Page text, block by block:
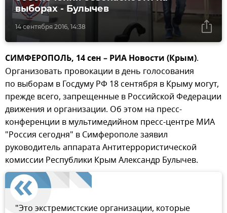
14 сентября 2016, 14:38
выборах - Булычев
СИМФЕРОПОЛЬ, 14 cен – РИА Новости (Крым).
Организовать провокации в день голосования
по выборам в Госдуму РФ 18 сентября в Крыму могут,
прежде всего, запрещенные в Российской Федерации
движения и организации. Об этом на пресс-
конференции в мультимедийном пресс-центре МИА
"Россия сегодня" в Симферополе заявил
руководитель аппарата Антитеррористической
комиссии Республики Крым Александр Булычев.
"Это экстремистские организации, которые